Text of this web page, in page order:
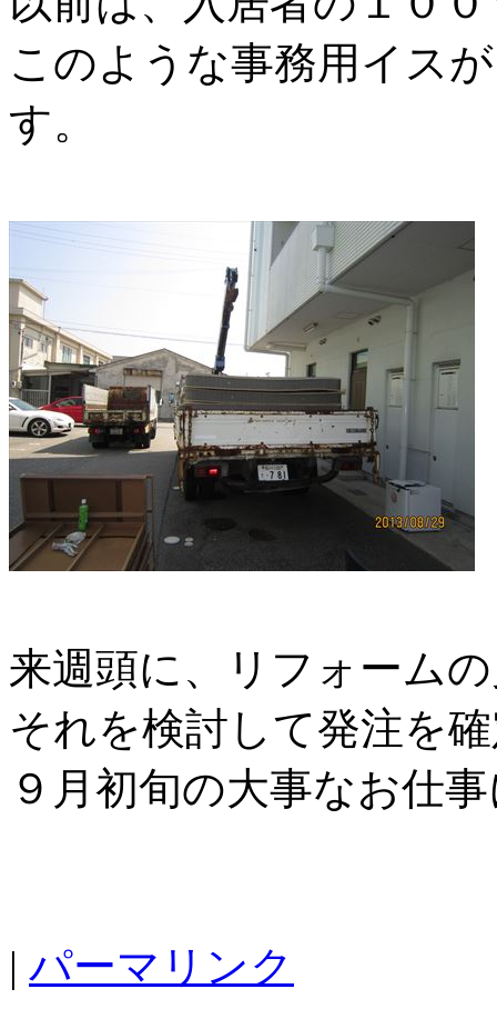
このような事務用イス
す。
来週頭に、リフォーム
それを検討して発注を
９月初旬の大事なお仕
| パーマリンク